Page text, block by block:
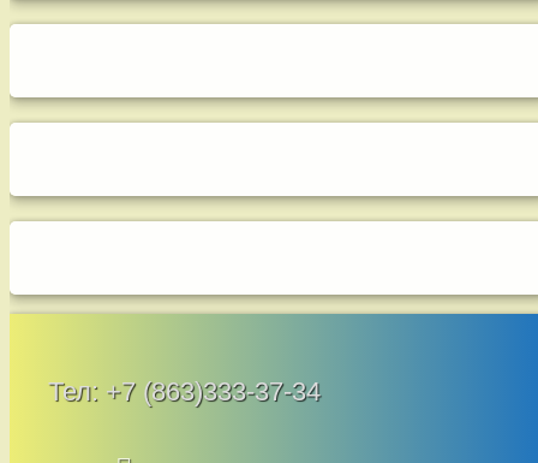
Тел: +7 (863)333-37-34